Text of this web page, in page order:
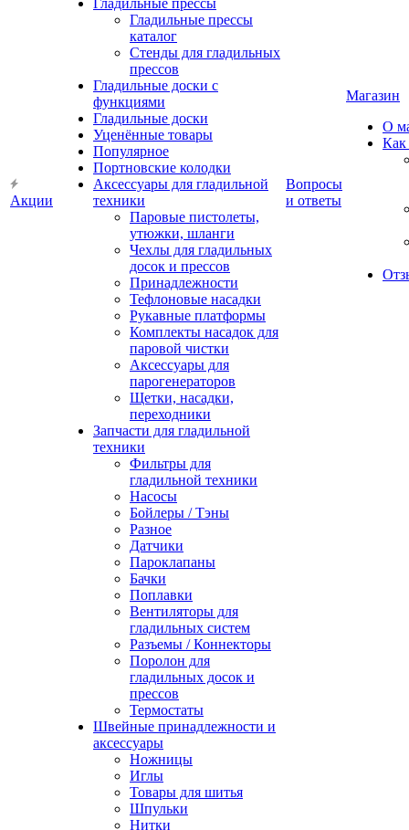
Акции
Гладильные прессы
Гладильные прессы
каталог
Стенды для гладильных
прессов
Гладильные доски с
функциями
Гладильные доски
Уценённые товары
Популярное
Портновские колодки
Аксессуары для гладильной
техники
Паровые пистолеты,
утюжки, шланги
Чехлы для гладильных
досок и прессов
Принадлежности
Тефлоновые насадки
Рукавные платформы
Комплекты насадок для
паровой чистки
Аксессуары для
парогенераторов
Щетки, насадки,
переходники
Запчасти для гладильной
техники
Фильтры для
гладильной техники
Насосы
Бойлеры / Тэны
Разное
Датчики
Пароклапаны
Бачки
Поплавки
Вентиляторы для
гладильных систем
Разъемы / Коннекторы
Поролон для
гладильных досок и
прессов
Термостаты
Швейные принадлежности и
аксессуары
Ножницы
Иглы
Товары для шитья
Шпульки
Нитки
Вопросы
и ответы
Магазин
О
Как